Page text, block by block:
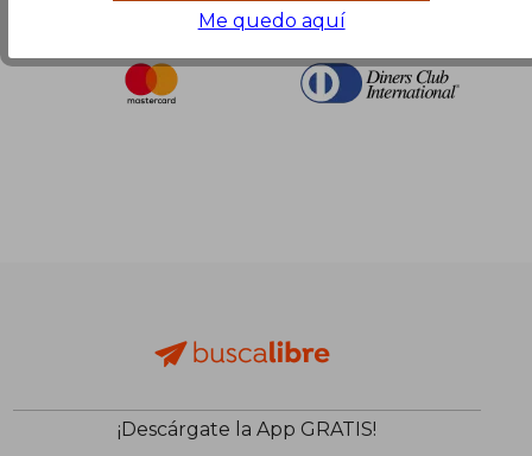
¡Descárgate la App GRATIS!
Me quedo aquí